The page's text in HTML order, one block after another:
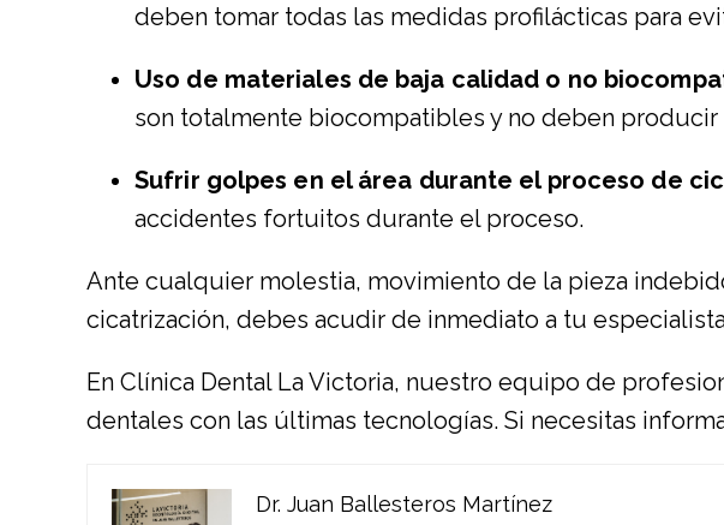
deben tomar todas las medidas profilácticas para
Uso de materiales de baja calidad o no
son totalmente biocompatibles y no deben producir
Sufrir golpes en el área durante el proceso de
accidentes fortuitos durante el proceso.
Ante cualquier molestia, movimiento de la pieza
cicatrización, debes acudir de inmediato a tu
En Clínica Dental La Victoria, nuestro equipo de
dentales con las últimas tecnologías. Si necesitas
Dr. Juan Ballesteros Martínez